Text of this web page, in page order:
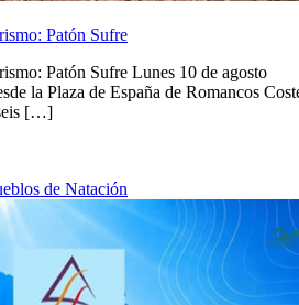
Patón Sufre
Patón Sufre Lunes 10 de agosto
la Plaza de España de Romancos
[…]
de Natación